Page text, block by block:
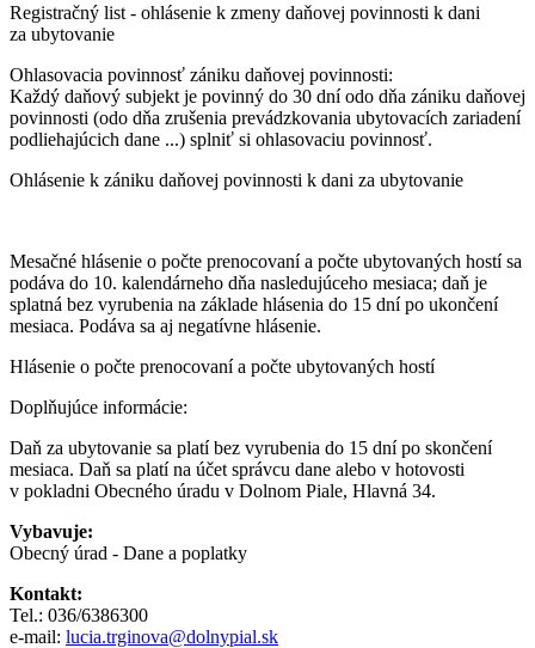
Registračný list - ohlásenie k zmeny daňovej povinnosti k dani
za ubytovanie
Ohlasovacia povinnosť zániku daňovej povinnosti:
Každý daňový subjekt je povinný do 30 dní odo dňa zániku daňovej
povinnosti (odo dňa zrušenia prevádzkovania ubytovacích zariadení
podliehajúcich dane ...) splniť si ohlasovaciu povinnosť.
Ohlásenie k zániku daňovej povinnosti k dani za ubytovanie
Mesačné hlásenie o počte prenocovaní a počte ubytovaných hostí sa
podáva do 10. kalendárneho dňa nasledujúceho mesiaca; daň je
splatná bez vyrubenia na základe hlásenia do 15 dní po ukončení
mesiaca. Podáva sa aj negatívne hlásenie.
Hlásenie o počte prenocovaní a počte ubytovaných hostí
Doplňujúce informácie:
Daň za ubytovanie sa platí bez vyrubenia do 15 dní po skončení
mesiaca. Daň sa platí na účet správcu dane alebo v hotovosti
v pokladni Obecného úradu v Dolnom Piale, Hlavná 34.
Vybavuje:
Obecný úrad - Dane a poplatky
Kontakt:
Tel.: 036/6386300
e-mail: lucia.trginova@dolnypial.sk